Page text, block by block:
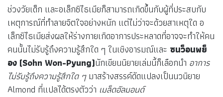
ช่วงวัยเด็ก และอเล็กซิไธเมียก็สามารถเกิดขึ้นกับผู้ที่ประสบกับ
เหตุการณ์ที่ทำลายจิตใจอย่างหนัก แต่ไม่ว่าจะด้วยสาเหตุใด อ
เล็กซิไธเมียส่งผลให้ร่างกายเกิดอาการประหลาดที่อาจจะทำให้คน
คนนั้นไม่รับรู้ถึงความรู้สึกใด ๆ ในเชิงอารมณ์และ ซนว็อนพย็
อง (Sohn Won-Pyung)นักเขียนนิยายเล่มนี้ก็เลือกนำ อาการ
ไม่รับรู้ถึงความรู้สึกใด ๆมาสร้างสรรค์ดัดแปลงเป็นนวนิยาย
Almond ที่แปลได้ตรงตัวว่า เมล็ดอัลมอนด์